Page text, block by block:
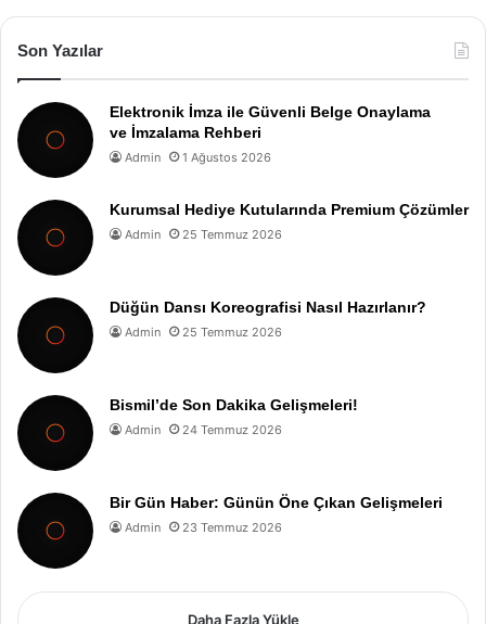
Son Yazılar
Elektronik İmza ile Güvenli Belge Onaylama
ve İmzalama Rehberi
Admin 1 Ağustos 2026
Kurumsal Hediye Kutularında Premium Çözümler
Admin 25 Temmuz 2026
Düğün Dansı Koreografisi Nasıl Hazırlanır?
Admin 25 Temmuz 2026
Bismil’de Son Dakika Gelişmeleri!
Admin 24 Temmuz 2026
Bir Gün Haber: Günün Öne Çıkan Gelişmeleri
Admin 23 Temmuz 2026
Daha Fazla Yükle